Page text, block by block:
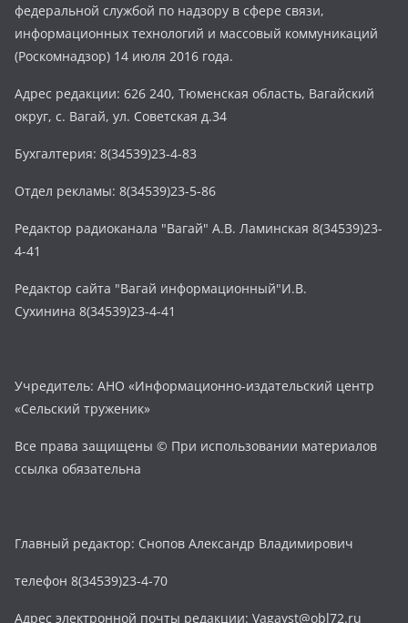
федеральной службой по надзору в сфере связи,
информационных технологий и массовый коммуникаций
(Роскомнадзор) 14 июля 2016 года.
Адрес редакции: 626 240, Тюменская область, Вагайский
округ, с. Вагай, ул. Советская д.34
Бухгалтерия: 8(34539)23-4-83
Отдел рекламы: 8(34539)23-5-86
Редактор радиоканала "Вагай" А.В. Ламинская 8(34539)23-
4-41
Редактор сайта "Вагай информационный"И.В.
Сухинина 8(34539)23-4-41
Учредитель: АНО «Информационно-издательский центр
«Сельский труженик»
Все права защищены © При использовании материалов
ссылка обязательна
Главный редактор: Снопов Александр Владимирович
телефон 8(34539)23-4-70
Адрес электронной почты редакции: Vagayst@obl72.ru